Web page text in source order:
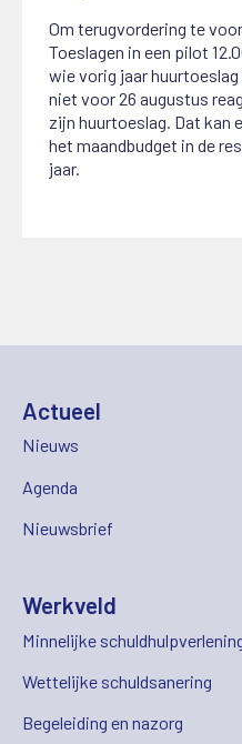
Om terugvordering te
Toeslagen in een pilot
wie vorig jaar
niet voor 26 augustus
zijn huurtoeslag. Dat kan
het maandbudget in de
jaar.
Actueel
Nieuws
Agenda
Nieuwsbrief
Werkveld
Minnelijke
Wettelijke schuldsanering
Begeleiding en nazorg